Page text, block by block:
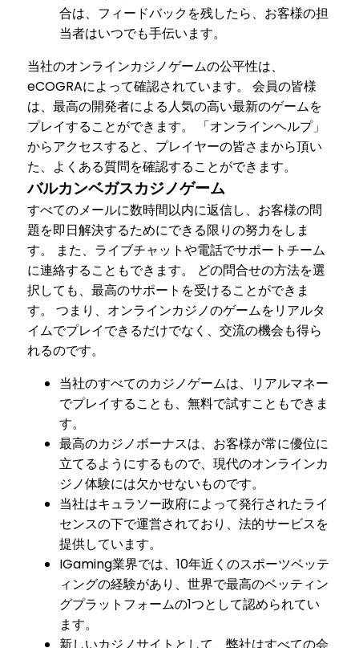
合は、フィードバックを残したら、お客様の担
当者はいつでも手伝います。
当社のオンラインカジノゲームの公平性は、
eCOGRAによって確認されています。 会員の皆様
は、最高の開発者による人気の高い最新のゲームを
プレイすることができます。 「オンラインヘルプ」
からアクセスすると、プレイヤーの皆さまから頂い
た、よくある質問を確認することができます。
バルカンベガスカジノゲーム
すべてのメールに数時間以内に返信し、お客様の問
題を即日解決するためにできる限りの努力をしま
す。 また、ライブチャットや電話でサポートチーム
に連絡することもできます。 どの問合せの方法を選
択しても、最高のサポートを受けることができま
す。 つまり、オンラインカジノのゲームをリアルタ
イムでプレイできるだけでなく、交流の機会も得ら
れるのです。
当社のすべてのカジノゲームは、リアルマネー
でプレイすることも、無料で試すこともできま
す。
最高のカジノボーナスは、お客様が常に優位に
立てるようにするもので、現代のオンラインカ
ジノ体験には欠かせないものです。
当社はキュラソー政府によって発行されたライ
センスの下で運営されており、法的サービスを
提供しています。
IGaming業界では、10年近くのスポーツベッテ
ィングの経験があり、世界で最高のベッティン
グプラットフォームの1つとして認められてい
ます。